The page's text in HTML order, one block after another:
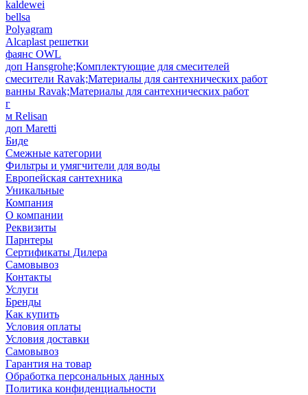
kaldewei
bellsa
Polyagram
Alcaplast решетки
фаянс OWL
доп Hansgrohe;Комплектующие для смесителей
смесители Ravak;Материалы для сантехнических работ
ванны Ravak;Материалы для сантехнических работ
г
м Relisan
доп Maretti
Биде
Смежные категории
Фильтры и умягчители для воды
Европейская сантехника
Уникальные
Компания
О компании
Реквизиты
Парнтеры
Сертификаты Дилера
Самовывоз
Контакты
Услуги
Бренды
Как купить
Условия оплаты
Условия доставки
Самовывоз
Гарантия на товар
Обработка персональных данных
Политика конфиденциальности